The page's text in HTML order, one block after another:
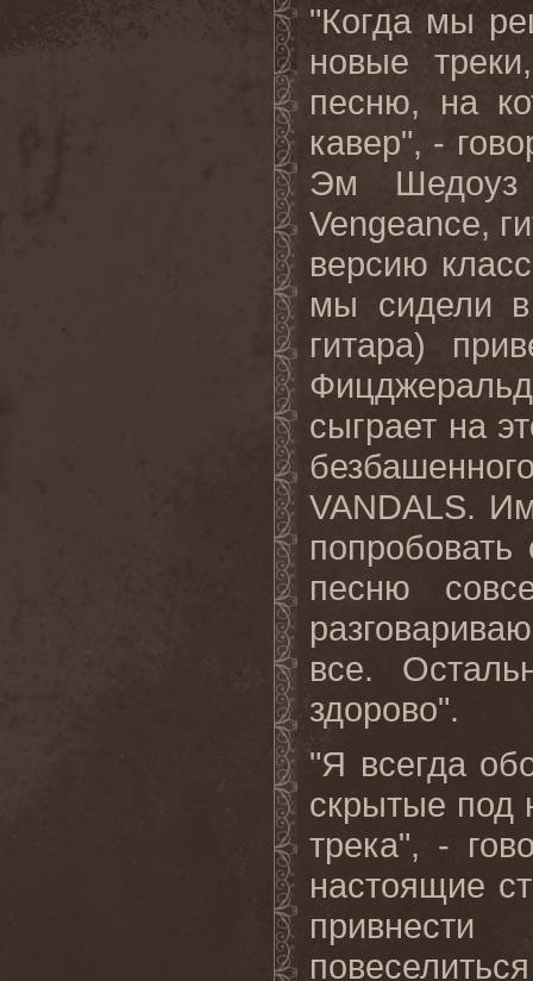
"Когда мы
новые
песню, на
кавер", -
Эм
Vengeance,
версию
мы сидели
гитара)
сыграет на
VANDALS.
песню
все.
здорово".
"Я всегда
скрытые под
трека", -
настоящие